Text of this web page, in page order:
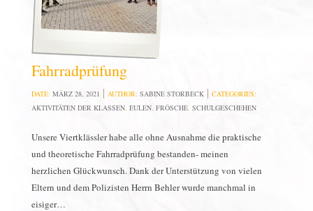
Fahrradprüfung
DATE: MÄRZ 28, 2021 AUTHOR: SABINE STORBECK
CATEGORIES:
AKTIVITÄTEN DER KLASSEN, EULEN, FRÖSCHE, SCHULGESCHEHEN
Unsere Viertklässler habe alle ohne Ausnahme die praktische
und theoretische Fahrradprüfung bestanden- meinen
herzlichen Glückwunsch. Dank der Unterstützung von vielen
Eltern und dem Polizisten Herrn Behler wurde manchmal in
eisiger…